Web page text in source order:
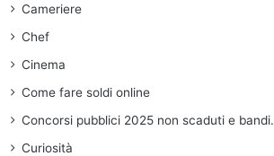
Cameriere
Chef
Cinema
Come fare soldi online
Concorsi pubblici 2025 non scaduti e bandi.
Curiosità